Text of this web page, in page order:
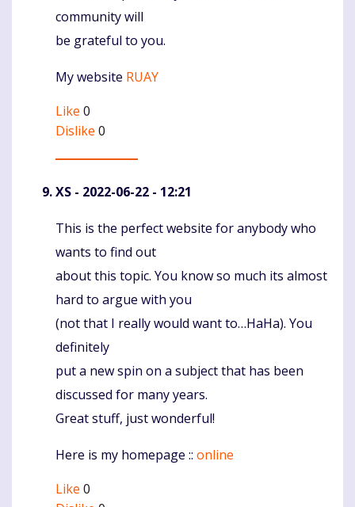
community will
be grateful to you.
My website RUAY
Like 0
Dislike 0
XS - 2022-06-22 - 12:21
Komentaras
This is the perfect website for anybody who
wants to find out
about this topic. You know so much its almost
hard to argue with you
(not that I really would want to…HaHa). You
definitely
put a new spin on a subject that has been
discussed for many years.
Great stuff, just wonderful!
Here is my homepage :: online
Like 0